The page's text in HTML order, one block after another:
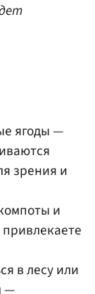
ягоды —
зрения и
и
в лесу или
—